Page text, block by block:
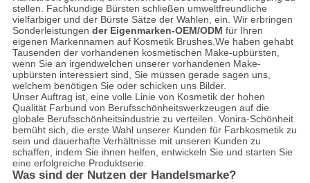
stellen. Fachkundige Bürsten schließen umweltfreundliche
vielfarbiger und der Bürste Sätze der Wahlen, ein. Wir erbringen
Sonderleistungen der Eigenmarken-OEM/ODM für Ihren
eigenen Markennamen auf Kosmetik Brushes.We haben gehabt
Tausenden der vorhandenen kosmetischen Make-upbürsten,
wenn Sie an irgendwelchen unserer vorhandenen Make-
upbürsten interessiert sind, Sie müssen gerade sagen uns,
welchem benötigen Sie oder schicken uns Bilder.
Unser Auftrag ist, eine volle Linie von Kosmetik der hohen
Qualität Farbund von Berufsschönheitswerkzeugen auf die
globale Berufsschönheitsindustrie zu verteilen. Vonira-Schönheit
bemüht sich, die erste Wahl unserer Kunden für Farbkosmetik zu
sein und dauerhafte Verhältnisse mit unseren Kunden zu
schaffen, indem Sie ihnen helfen, entwickeln Sie und starten Sie
eine erfolgreiche Produktserie.
Was sind der Nutzen der Handelsmarke?